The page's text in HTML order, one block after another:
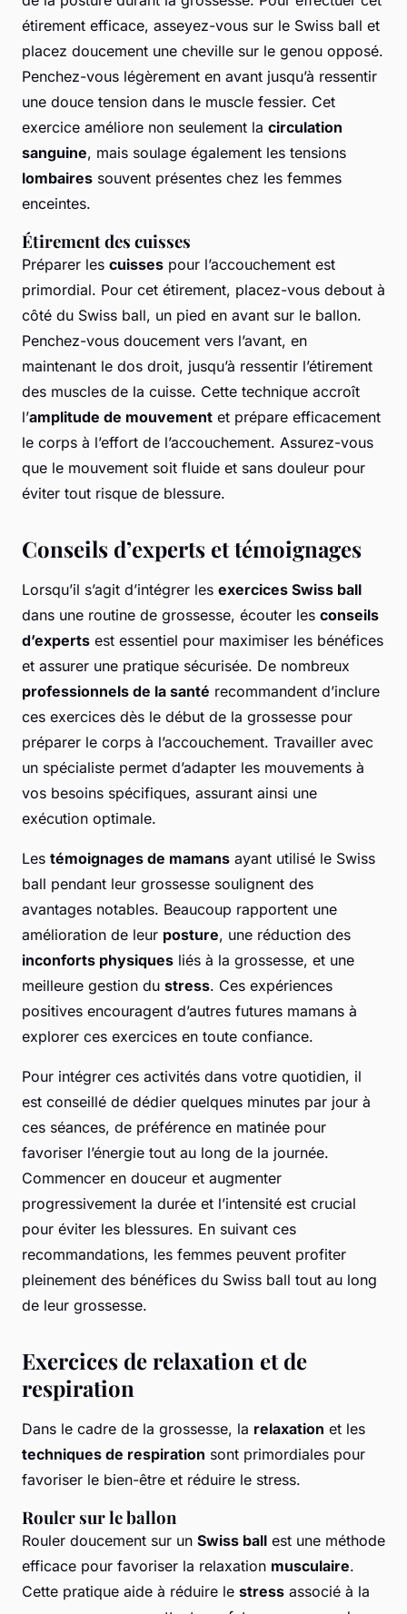
étirement efficace, asseyez-vous sur le Swiss ball et
placez doucement une cheville sur le genou opposé.
Penchez-vous légèrement en avant jusqu’à ressentir
une douce tension dans le muscle fessier. Cet
exercice améliore non seulement la circulation
sanguine, mais soulage également les tensions
lombaires souvent présentes chez les femmes
enceintes.
Étirement des cuisses
Préparer les cuisses pour l’accouchement est
primordial. Pour cet étirement, placez-vous debout à
côté du Swiss ball, un pied en avant sur le ballon.
Penchez-vous doucement vers l’avant, en
maintenant le dos droit, jusqu’à ressentir l’étirement
des muscles de la cuisse. Cette technique accroît
l’amplitude de mouvement et prépare efficacement
le corps à l’effort de l’accouchement. Assurez-vous
que le mouvement soit fluide et sans douleur pour
éviter tout risque de blessure.
Conseils d’experts et témoignages
Lorsqu’il s’agit d’intégrer les exercices Swiss ball
dans une routine de grossesse, écouter les conseils
d’experts est essentiel pour maximiser les bénéfices
et assurer une pratique sécurisée. De nombreux
professionnels de la santé recommandent d’inclure
ces exercices dès le début de la grossesse pour
préparer le corps à l’accouchement. Travailler avec
un spécialiste permet d’adapter les mouvements à
vos besoins spécifiques, assurant ainsi une
exécution optimale.
Les témoignages de mamans ayant utilisé le Swiss
ball pendant leur grossesse soulignent des
avantages notables. Beaucoup rapportent une
amélioration de leur posture, une réduction des
inconforts physiques liés à la grossesse, et une
meilleure gestion du stress. Ces expériences
positives encouragent d’autres futures mamans à
explorer ces exercices en toute confiance.
Pour intégrer ces activités dans votre quotidien, il
est conseillé de dédier quelques minutes par jour à
ces séances, de préférence en matinée pour
favoriser l’énergie tout au long de la journée.
Commencer en douceur et augmenter
progressivement la durée et l’intensité est crucial
pour éviter les blessures. En suivant ces
recommandations, les femmes peuvent profiter
pleinement des bénéfices du Swiss ball tout au long
de leur grossesse.
Exercices de relaxation et de
respiration
Dans le cadre de la grossesse, la relaxation et les
techniques de respiration sont primordiales pour
favoriser le bien-être et réduire le stress.
Rouler sur le ballon
Rouler doucement sur un Swiss ball est une méthode
efficace pour favoriser la relaxation musculaire.
Cette pratique aide à réduire le stress associé à la